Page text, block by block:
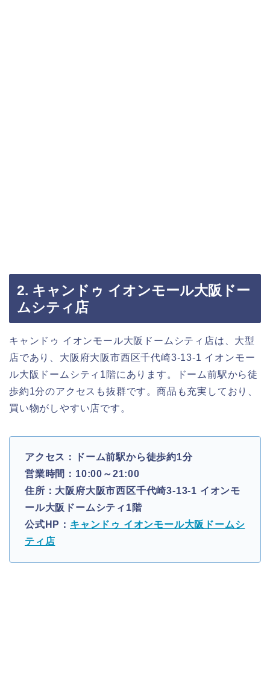
2. キャンドゥ イオンモール大阪ドー
ムシティ店
キャンドゥ イオンモール大阪ドームシティ店は、大型
店であり、大阪府大阪市西区千代崎3-13-1 イオンモー
ル大阪ドームシティ1階にあります。ドーム前駅から徒
歩約1分のアクセスも抜群です。商品も充実しており、
買い物がしやすい店です。
アクセス：ドーム前駅から徒歩約1分
営業時間：10:00～21:00
住所：大阪府大阪市西区千代崎3-13-1 イオンモ
ール大阪ドームシティ1階
公式HP： キャンドゥ イオンモール大阪ドームシ
ティ店